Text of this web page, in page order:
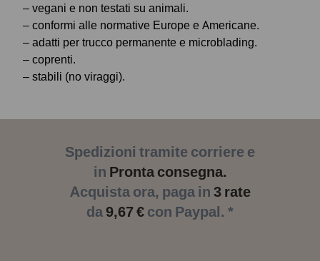
– vegani e non testati su animali.
– conformi alle normative Europe e Americane.
– adatti per trucco permanente e microblading.
– coprenti.
– stabili (no viraggi).
Spedizioni tramite corriere e
in Pronta consegna.
Acquista ora, paga in 3 rate
da9,67 € con Paypal. *